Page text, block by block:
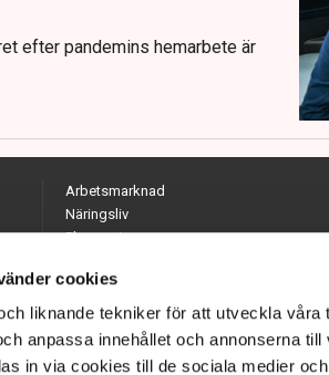
cookies
liknande tekniker för att utveckla våra
anpassa innehållet och annonserna
in via cookies till de sociala medier
efter pandemins hemarbete är
Arbetsmarknad
Näringsliv
Ekonomi
Opinion
Hållbarhet
Utrikes